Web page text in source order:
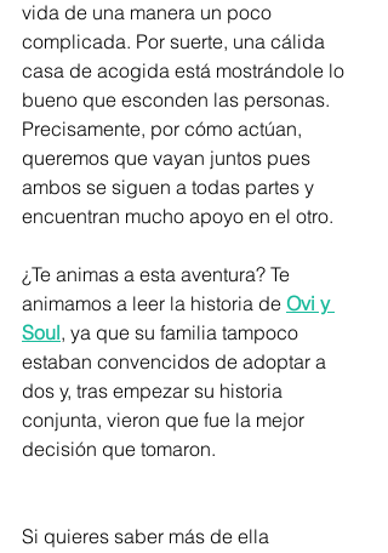
vida de una manera un poco
complicada. Por suerte, una cálida
casa de acogida está mostrándole lo
bueno que esconden las personas.
Precisamente, por cómo actúan,
queremos que vayan juntos pues
ambos se siguen a todas partes y
encuentran mucho apoyo en el otro.
¿Te animas a esta aventura? Te
animamos a leer la historia de Ovi y
Soul, ya que su familia tampoco
estaban convencidos de adoptar a
dos y, tras empezar su historia
conjunta, vieron que fue la mejor
decisión que tomaron.
Si quieres saber más de ella